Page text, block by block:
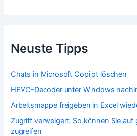
Neuste Tipps
Chats in Microsoft Copilot löschen
HEVC-Decoder unter Windows
Arbeitsmappe freigeben in Excel
Zugriff verweigert: So können Sie auf
zugreifen